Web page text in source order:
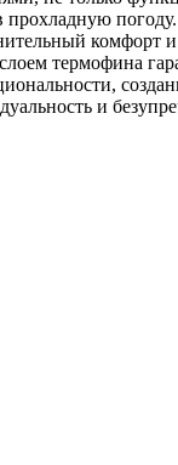
в прохладную
термофина
и